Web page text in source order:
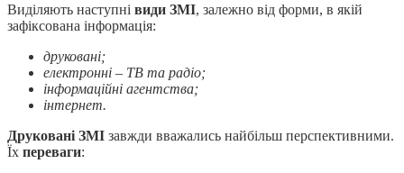
Виділяють наступні види ЗМІ, залежно від форми, в якій
зафіксована інформація:
друковані;
електронні – ТВ та радіо;
інформаційні агентства;
інтернет.
Друковані ЗМІ завжди вважались найбільш перспективними.
Їх переваги: